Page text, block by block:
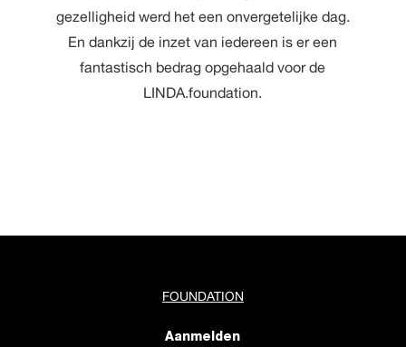
gezelligheid werd het een onvergetelijke dag.
En dankzij de inzet van iedereen is er een
fantastisch bedrag opgehaald voor de
LINDA.foundation.
FOUNDATION
Aanmelden